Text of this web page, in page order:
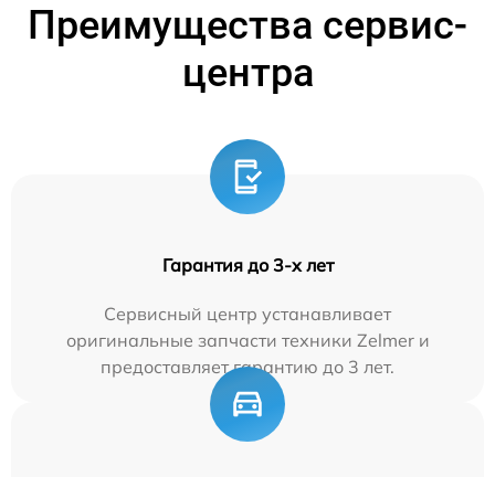
Преимущества сервис-
центра
Гарантия до 3-х лет
Сервисный центр устанавливает
оригинальные запчасти техники Zelmer и
предоставляет гарантию до 3 лет.